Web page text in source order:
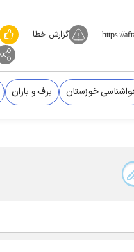
https:// گزارش خطا
خوزستان برف و باران